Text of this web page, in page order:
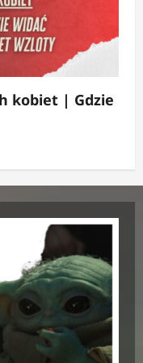
kobiet | Gdzie